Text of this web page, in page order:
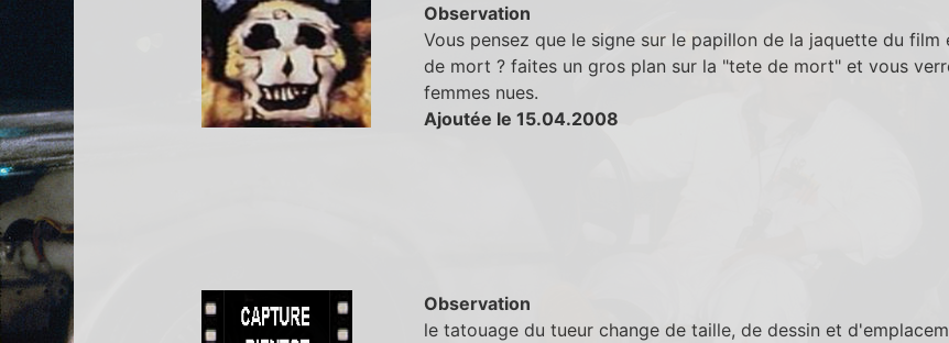
Observation
Vous pensez que le signe sur le papillon de la jaquette du film
de mort ? faites un gros plan sur la "tete de mort" et vous
femmes nues.
Ajoutée le 15.04.2008
Observation
le tatouage du tueur change de taille, de dessin et